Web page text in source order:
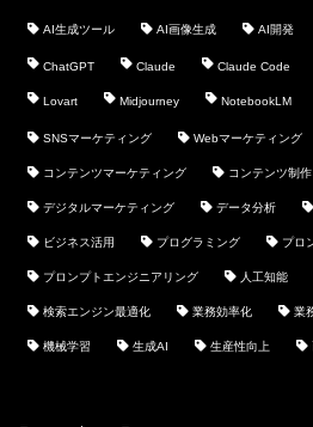
AI生成ツール AI画像生成 AI開発
ChatGPT Claude Claude Code
Lovart Midjourney NotebookLM
SNSマーケティング Webマーケティング
コンテンツマーケティング コンテンツ制作
デジタルマーケティング データ分析
ビジネス活用 プログラミング プロ
プロンプトエンジニアリング 人工知能
検索エンジン最適化 業務効率化 業
機械学習 生成AI 生産性向上